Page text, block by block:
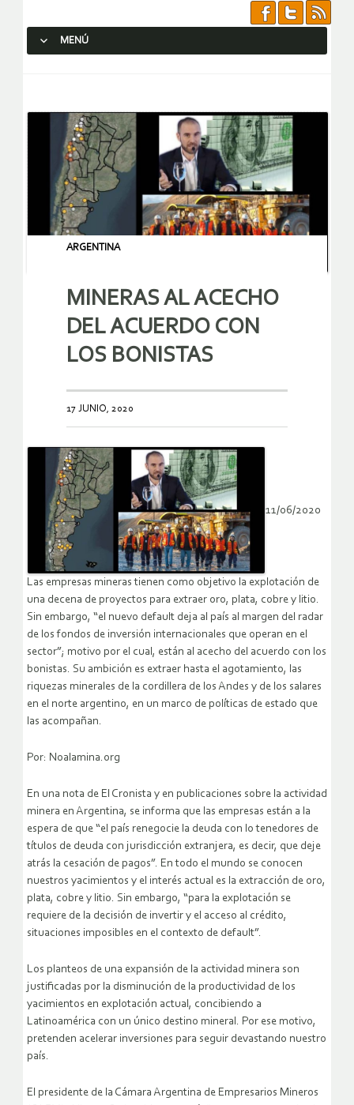
MENÚ
ARGENTINA
MINERAS AL ACECHO
DEL ACUERDO CON
LOS BONISTAS
17 JUNIO, 2020
11/06/2020
Las empresas mineras tienen como objetivo la explotación de
una decena de proyectos para extraer oro, plata, cobre y litio.
Sin embargo, “el nuevo default deja al país al margen del radar
de los fondos de inversión internacionales que operan en el
sector”; motivo por el cual, están al acecho del acuerdo con los
bonistas. Su ambición es extraer hasta el agotamiento, las
riquezas minerales de la cordillera de los Andes y de los salares
en el norte argentino, en un marco de políticas de estado que
las acompañan.
Por: Noalamina.org
En una nota de El Cronista y en publicaciones sobre la actividad
minera en Argentina, se informa que las empresas están a la
espera de que “el país renegocie la deuda con lo tenedores de
títulos de deuda con jurisdicción extranjera, es decir, que deje
atrás la cesación de pagos”. En todo el mundo se conocen
nuestros yacimientos y el interés actual es la extracción de oro,
plata, cobre y litio. Sin embargo, “para la explotación se
requiere de la decisión de invertir y el acceso al crédito,
situaciones imposibles en el contexto de default”.
Los planteos de una expansión de la actividad minera son
justificadas por la disminución de la productividad de los
yacimientos en explotación actual, concibiendo a
Latinoamérica con un único destino mineral. Por ese motivo,
pretenden acelerar inversiones para seguir devastando nuestro
país.
El presidente de la Cámara Argentina de Empresarios Mineros